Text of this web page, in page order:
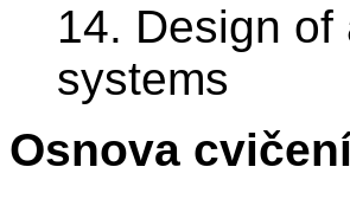
14. Design
systems
Osnova